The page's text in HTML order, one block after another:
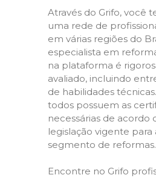
Através do Grifo, você
uma rede de
em várias regiões do
especialista em
na plataforma é
avaliado, incluindo
de habilidades
todos possuem as
necessárias de acordo
legislação vigente para
segmento de reformas.
Encontre no Grifo